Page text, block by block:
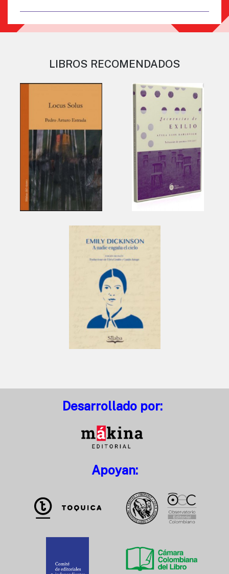
LIBROS RECOMENDADOS
Desarrollado por:
Apoyan: